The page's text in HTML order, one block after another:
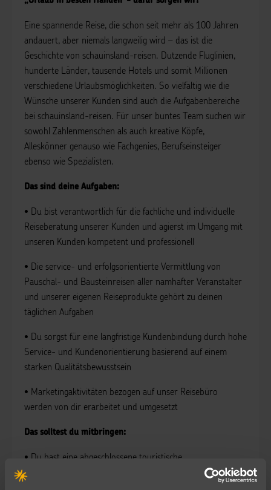
Eine spannende Reise, die schon seit mehr als 100 Jahren
andauert, aber niemals langweilig wird – das ist die
Geschichte von schauinsland-reisen. Dutzende Fluglinien,
hunderte Länder, tausende Hotels und somit Millionen
verschiedene Urlaubsmöglichkeiten. So vielfältig wie die
Wünsche unserer Kunden sind auch die Aufgabenbereiche
bei schauinsland-reisen. Für unser buntes Team suchen wir
sowohl Zahlenmenschen als auch kreative Köpfe,
Alleskönner genauso wie Fachgenies, Berufseinsteiger
ebenso wie Spezialisten.
Das sind deine Aufgaben:
• Du bist verantwortlich für die fachliche und individuelle
Reiseberatung unserer Kunden und agierst im Umgang mit
unseren Kunden kompetent und professionell
• Die service- und erfolgsorientierte Vermittlung von
Pauschal- und Bausteinreisen aller namhafter Veranstalter
und unserer eigenen Reiseprodukte gehört zu deinen
täglichen Aufgaben
• Du sorgst für eine langfristige Kundenbindung durch hohe
Service- und Kundenorientierung basierend auf einem
starken Qualitätsbewusstsein
• Marketingaktivitäten bezogen auf unser Reisebüro
werden von dir erarbeitet und umgesetzt
Das solltest du mitbringen:
• Du hast eine abgeschlossene touristische
Berufsausbildung und bereits Berufserfahrung –